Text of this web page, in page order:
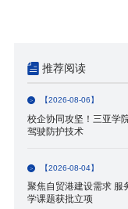
推荐阅读
【2026-08-06】
校企协同攻坚！三亚学
驾驶防护技术
【2026-08-04】
聚焦自贸港建设需求 服
学课题获批立项